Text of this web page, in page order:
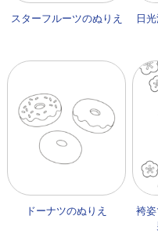
スターフルーツのぬりえ
日
ドーナツのぬりえ
袴